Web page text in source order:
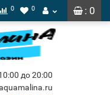
: 0
0 0
до 20:00